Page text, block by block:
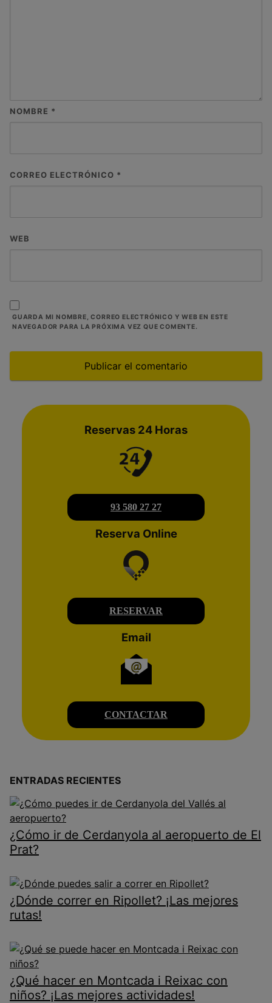
NOMBRE *
CORREO ELECTRÓNICO *
WEB
GUARDA MI NOMBRE, CORREO ELECTRÓNICO Y WEB EN ESTE
NAVEGADOR PARA LA PRÓXIMA VEZ QUE COMENTE.
Reservas 24 Horas
93 580 27 27
Reserva Online
RESERVAR
Email
CONTACTAR
ENTRADAS RECIENTES
¿Cómo ir de Cerdanyola al aeropuerto de El
Prat?
¿Dónde correr en Ripollet? ¡Las mejores
rutas!
¿Qué hacer en Montcada i Reixac con
niños? ¡Las mejores actividades!